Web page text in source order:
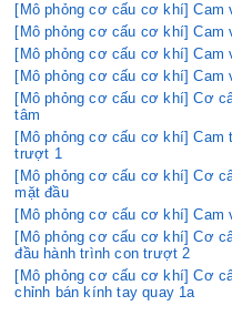
[Mô phỏng cơ cấu cơ khí]
[Mô phỏng cơ cấu cơ khí]
[Mô phỏng cơ cấu cơ khí]
[Mô phỏng cơ cấu cơ khí]
[Mô phỏng cơ cấu cơ khí] Cơ
tâm
[Mô phỏng cơ cấu cơ khí] Cam
trượt 1
[Mô phỏng cơ cấu cơ khí] Cơ
mặt đầu
[Mô phỏng cơ cấu cơ khí]
[Mô phỏng cơ cấu cơ khí] Cơ
đầu hành trình con trượt 2
[Mô phỏng cơ cấu cơ khí] Cơ
chỉnh bán kính tay quay 1a